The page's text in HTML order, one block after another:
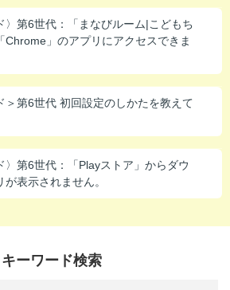
〉第6世代：「まなびルーム|こどもち
Chrome」のアプリにアクセスできま
＞第6世代 初回設定のしかたを教えて
〉第6世代：「Playストア」からダウ
表示されません。
キーワード検索